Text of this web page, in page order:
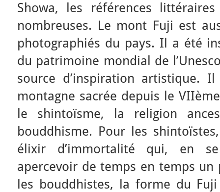
Showa, les références
nombreuses. Le mont Fuji est
photographiés du pays. Il a été
du patrimoine mondial de
source d’inspiration artistique.
montagne sacrée depuis le
le shintoïsme, la religion
bouddhisme. Pour les
élixir d’immortalité qui, en
apercevoir de temps en temps un
les bouddhistes, la forme du